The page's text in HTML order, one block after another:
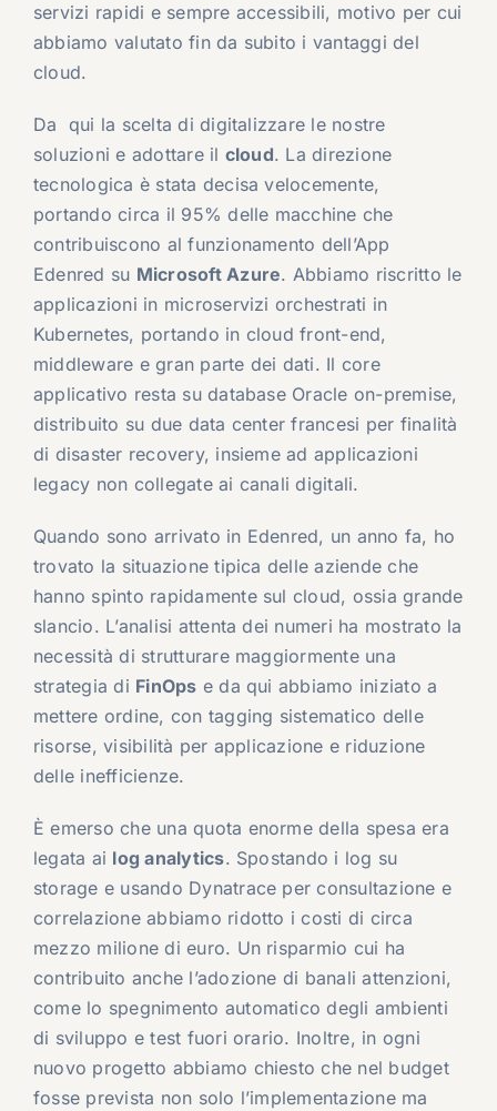
servizi rapidi e sempre accessibili, motivo per cui
abbiamo valutato fin da subito i vantaggi del
cloud.
Da qui la scelta di digitalizzare le nostre
soluzioni e adottare il cloud. La direzione
tecnologica è stata decisa velocemente,
portando circa il 95% delle macchine che
contribuiscono al funzionamento dell’App
Edenred su Microsoft Azure. Abbiamo riscritto le
applicazioni in microservizi orchestrati in
Kubernetes, portando in cloud front-end,
middleware e gran parte dei dati. Il core
applicativo resta su database Oracle on-premise,
distribuito su due data center francesi per finalità
di disaster recovery, insieme ad applicazioni
legacy non collegate ai canali digitali.
Quando sono arrivato in Edenred, un anno fa, ho
trovato la situazione tipica delle aziende che
hanno spinto rapidamente sul cloud, ossia grande
slancio. L’analisi attenta dei numeri ha mostrato la
necessità di strutturare maggiormente una
strategia di FinOps e da qui abbiamo iniziato a
mettere ordine, con tagging sistematico delle
risorse, visibilità per applicazione e riduzione
delle inefficienze.
È emerso che una quota enorme della spesa era
legata ai log analytics. Spostando i log su
storage e usando Dynatrace per consultazione e
correlazione abbiamo ridotto i costi di circa
mezzo milione di euro. Un risparmio cui ha
contribuito anche l’adozione di banali attenzioni,
come lo spegnimento automatico degli ambienti
di sviluppo e test fuori orario. Inoltre, in ogni
nuovo progetto abbiamo chiesto che nel budget
fosse prevista non solo l’implementazione ma